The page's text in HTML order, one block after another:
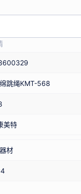
跳绳KMT-568
美特
材